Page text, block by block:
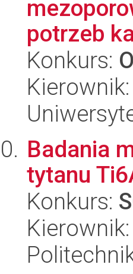
potrzeb
Konkurs:
Badania
tytanu
Konkurs: